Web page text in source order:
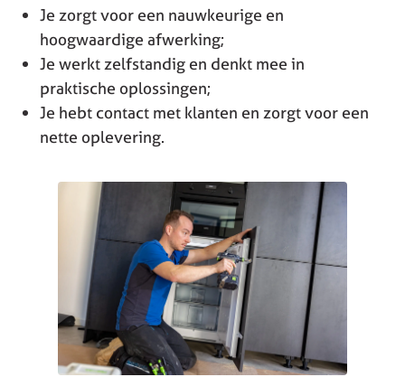
Je zorgt voor een nauwkeurige en
hoogwaardige afwerking;
Je werkt zelfstandig en denkt mee in
praktische oplossingen;
Je hebt contact met klanten en zorgt voor een
nette oplevering.